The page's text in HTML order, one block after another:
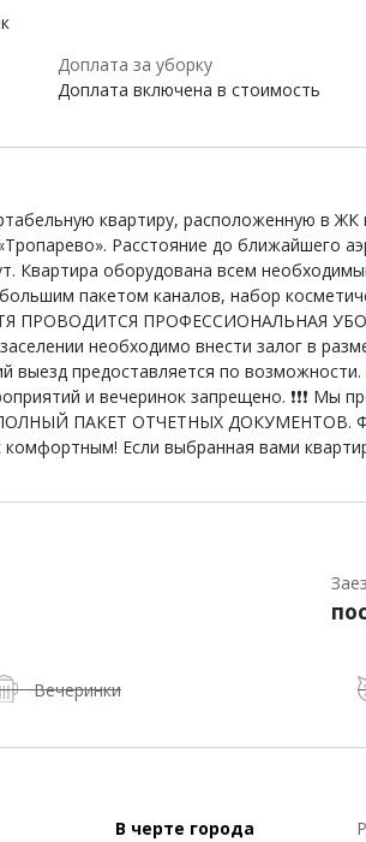
Доплата за уборку
Доплата включена в стоимость
квартиру, расположенную в
Расстояние до
Квартира оборудована всем
пакетом каналов, набор
ПРОВОДИТСЯ ПРОФЕССИОНАЛЬНАЯ
заселении необходимо внести залог в
выезд предоставляется по
и вечеринок запрещено. ❗️❗️❗️
ПАКЕТ ОТЧЕТНЫХ ДОКУМЕНТОВ.
Если выбранная вами
Вечеринки
В черте города